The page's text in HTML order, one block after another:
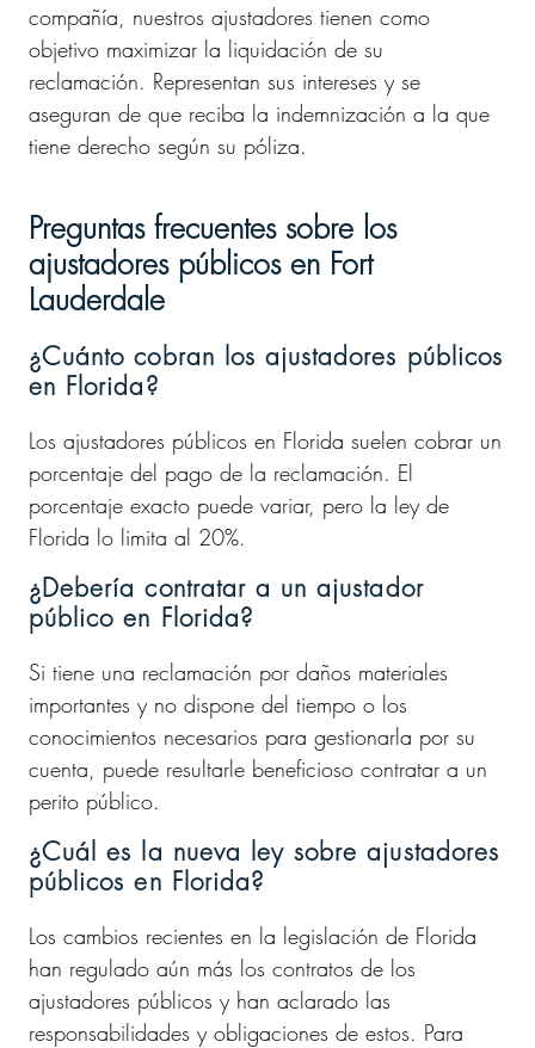
compañía, nuestros ajustadores tienen como
objetivo maximizar la liquidación de su
reclamación. Representan sus intereses y se
aseguran de que reciba la indemnización a la que
tiene derecho según su póliza.
Preguntas frecuentes sobre los
ajustadores públicos en Fort
Lauderdale
¿Cuánto cobran los ajustadores públicos
en Florida?
Los ajustadores públicos en Florida suelen cobrar un
porcentaje del pago de la reclamación. El
porcentaje exacto puede variar, pero la ley de
Florida lo limita al 20%.
¿Debería contratar a un ajustador
público en Florida?
Si tiene una reclamación por daños materiales
importantes y no dispone del tiempo o los
conocimientos necesarios para gestionarla por su
cuenta, puede resultarle beneficioso contratar a un
perito público.
¿Cuál es la nueva ley sobre ajustadores
públicos en Florida?
Los cambios recientes en la legislación de Florida
han regulado aún más los contratos de los
ajustadores públicos y han aclarado las
responsabilidades y obligaciones de estos. Para